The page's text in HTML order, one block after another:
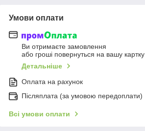
Умови оплати
Ви отримаєте замовлення
або гроші повернуться на вашу картку
Детальніше
Оплата на рахунок
Післяплата (за умовою передоплати)
Всі умови оплати